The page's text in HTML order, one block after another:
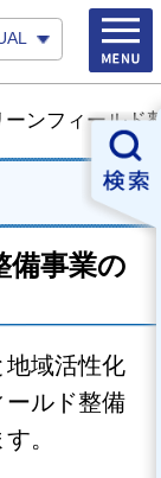
ーンフィールド
備事業の
地域活性化
ールド整備
。